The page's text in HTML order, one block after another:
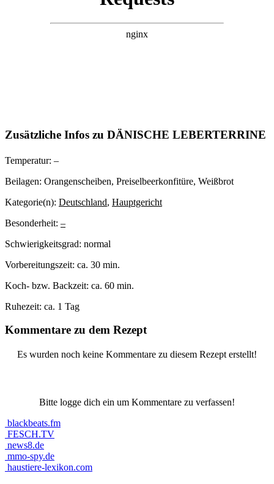
Zusätzliche Infos zu DÄNISCHE LEBERTERRINE
Temperatur: –
Beilagen: Orangenscheiben, Preiselbeerkonfitüre, Weißbrot
Kategorie(n): Deutschland, Hauptgericht
Besonderheit: –
Schwierigkeitsgrad: normal
Vorbereitungszeit: ca. 30 min.
Koch- bzw. Backzeit: ca. 60 min.
Ruhezeit: ca. 1 Tag
Kommentare zu dem Rezept
Es wurden noch keine Kommentare zu diesem Rezept erstellt!
Bitte logge dich ein um Kommentare zu verfassen!
blackbeats.fm
FESCH.TV
news8.de
mmo-spy.de
haustiere-lexikon.com